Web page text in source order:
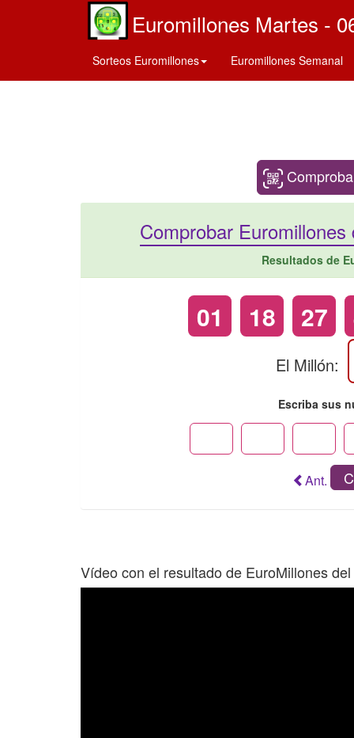
Euromillones Martes -
Sorteos Euromillones Euromillones Semanal
Comprobar
Resultados de
01 18 27
El Millón:
Escriba sus
Ant.
Vídeo con el resultado de EuroMillones